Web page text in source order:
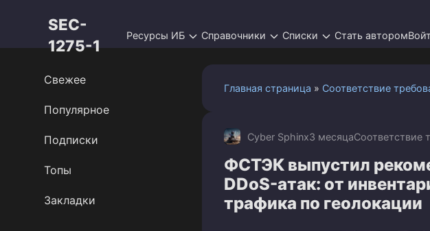
SEC-
1275-1
Ресурсы ИБ Справочники Списки Стать автором
Главная страница » Соответствие
Cyber Sphinx3 месяцаСоответствие
ФСТЭК выпустил
DDoS-атак: от
трафика по геолокации
Свежее
Популярное
Подписки
Топы
Закладки